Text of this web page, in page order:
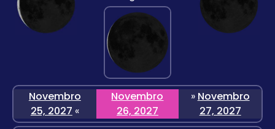
Novembro
25, 2027 «
Novembro
26, 2027
» Novembro
27, 2027